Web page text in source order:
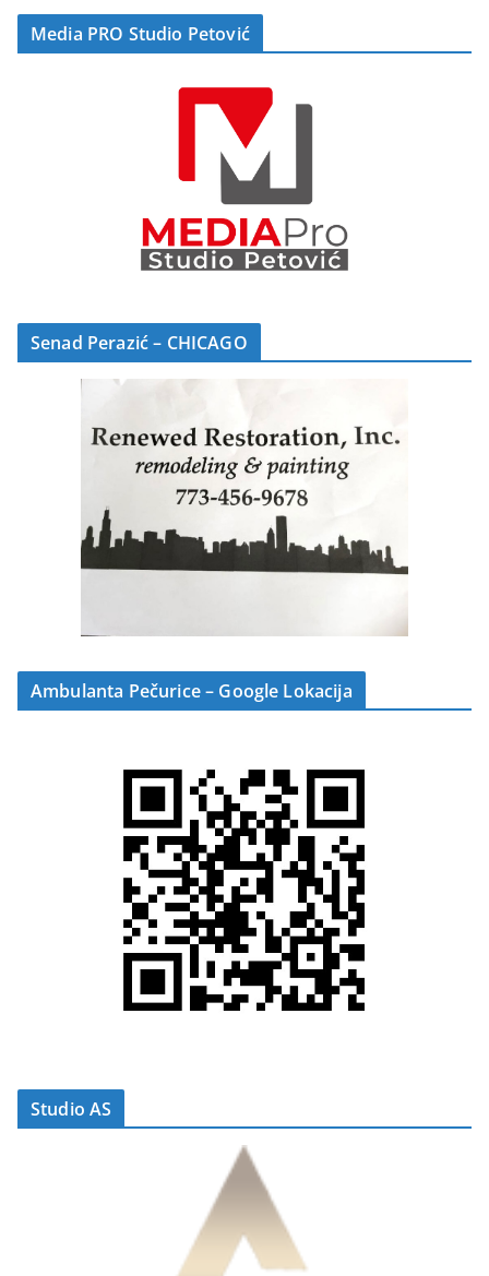
Media PRO Studio Petović
Senad Perazić – CHICAGO
Ambulanta Pečurice – Google Lokacija
Studio AS